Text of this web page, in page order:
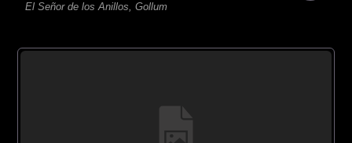
El Señor de los Anillos, Gollum